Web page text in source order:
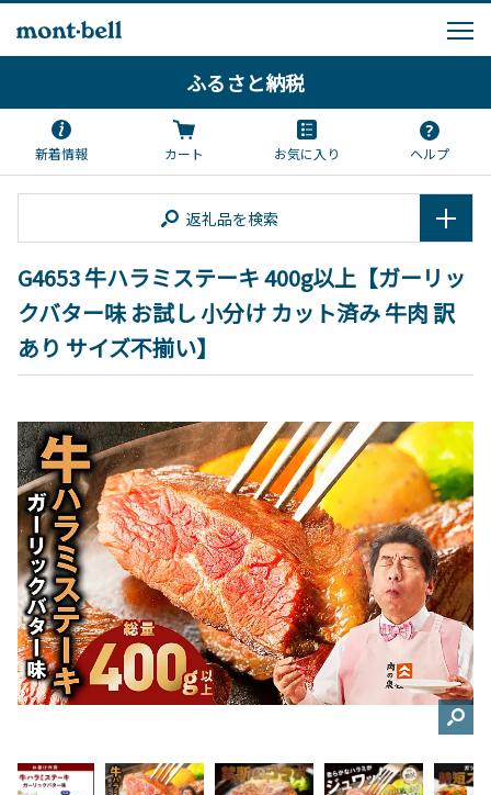
ふるさと納税
新着情報 カート お気に入り ヘルプ
返礼品を検索
G4653 牛ハラミステーキ 400g以上【ガーリッ
クバター味 お試し 小分け カット済み 牛肉 訳
あり サイズ不揃い】